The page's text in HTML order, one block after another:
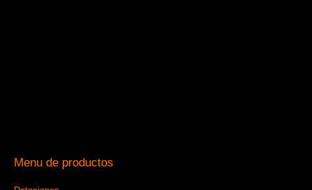
Menu de productos